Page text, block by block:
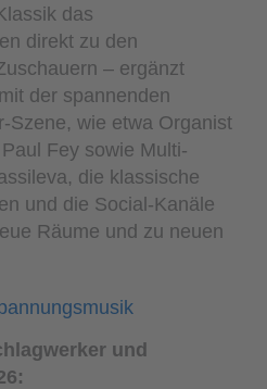
das
direkt zu den
– ergänzt
der spannenden
Szene, wie etwa Organist
Fey sowie Multi-
die klassische
und die Social-Kanäle
Räume und zu neuen
und